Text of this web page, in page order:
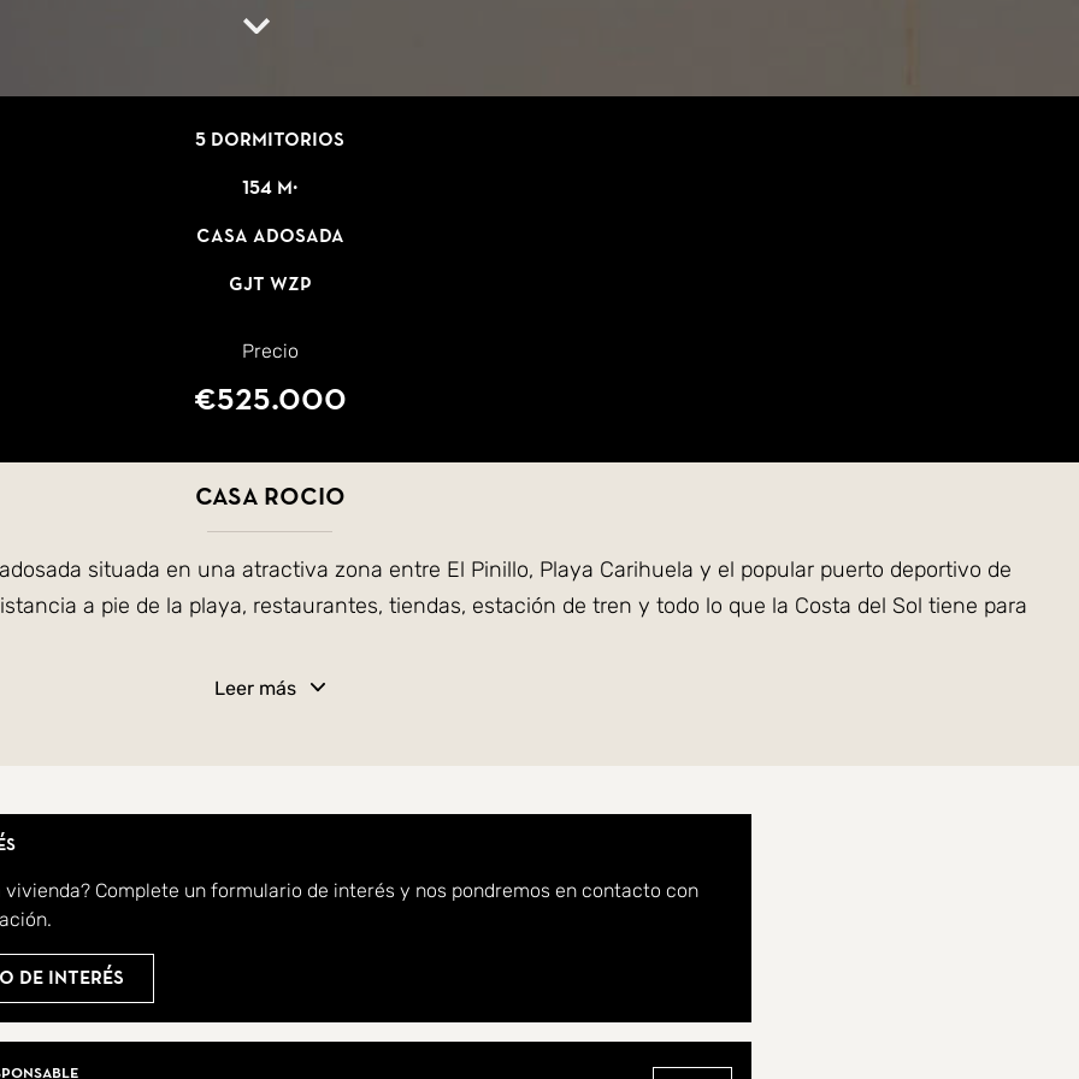
5 dormitorios
154 m²
Casa adosada
GJT WZP
Precio
€525.000
CASA ROCIO
situada en una atractiva zona entre El Pinillo, Playa Carihuela y el popular puerto deportivo de
a pie de la playa, restaurantes, tiendas, estación de tren y todo lo que la Costa del Sol tiene para
nueva terraza orientada al sur, perfecta para relajarse y disfrutar de reuniones sociales durante todo el
para familias o invitados.
y un aseo con salida directa al patio y jardín privado. Aquí podrá disfrutar de una encantadora
de limón y naranja que aportan una auténtica sensación mediterránea. Desde el jardín también se accede
Leer más
vivienda? Complete un formulario de interés y nos pondremos en contacto con
de interés